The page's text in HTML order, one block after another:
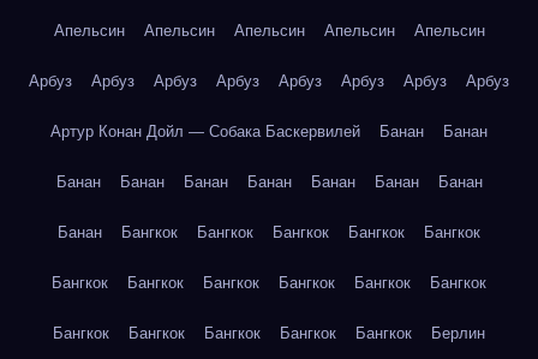
Апельсин Апельсин Апельсин Апельсин Апельсин
Арбуз Арбуз Арбуз Арбуз Арбуз Арбуз Арбуз Арбуз
Артур Конан Дойл — Собака Баскервилей Банан Банан
Банан Банан Банан Банан Банан Банан Банан
Банан Бангкок Бангкок Бангкок Бангкок Бангкок
Бангкок Бангкок Бангкок Бангкок Бангкок Бангкок
Бангкок Бангкок Бангкок Бангкок Бангкок Берлин